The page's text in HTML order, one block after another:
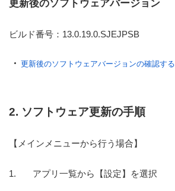
更新後のソフトウェアバージョン
ビルド番号：13.0.19.0.SJEJPSB
更新後のソフトウェアバージョンの確認する
2. ソフトウェア更新の手順
【メインメニューから行う場合】
アプリ一覧から【設定】を選択